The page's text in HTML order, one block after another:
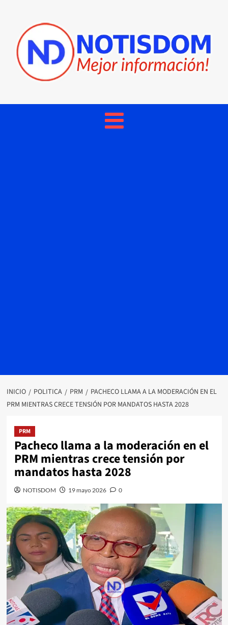
INICIO POLITICA PRM
PACHECO LLAMA A LA MODERACIÓN EN EL
PRM MIENTRAS CRECE TENSIÓN POR MANDATOS HASTA 2028
PRM
Pacheco llama a la moderación en el
PRM mientras crece tensión por
mandatos hasta 2028
NOTISDOM 19 mayo 2026 0